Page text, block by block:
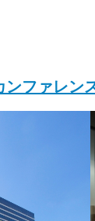
ンファレン